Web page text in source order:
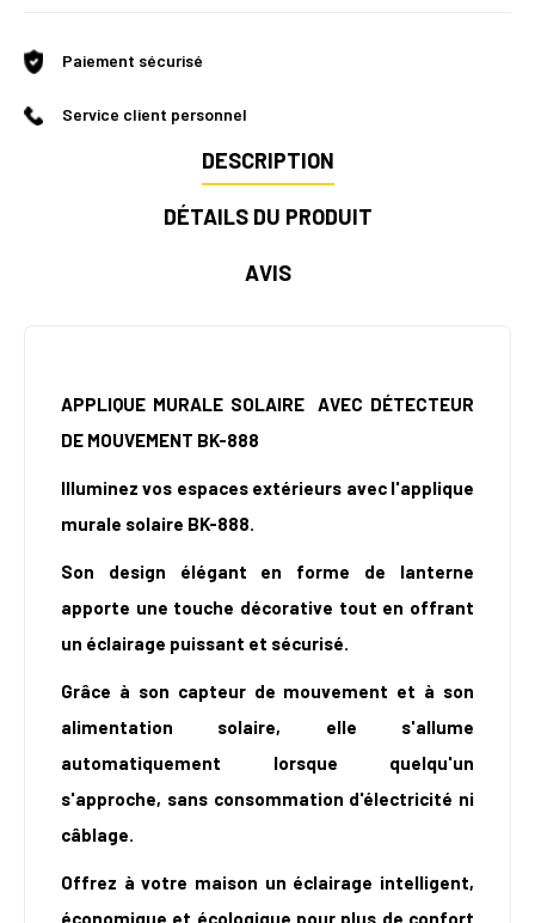
Paiement sécurisé
Service client personnel
DESCRIPTION
DÉTAILS DU PRODUIT
AVIS
APPLIQUE MURALE SOLAIRE AVEC DÉTECTEUR
DE MOUVEMENT BK-888
Illuminez vos espaces extérieurs avec l'applique
murale solaire BK-888.
Son design élégant en forme de lanterne
apporte une touche décorative tout en offrant
un éclairage puissant et sécurisé.
Grâce à son capteur de mouvement et à son
alimentation solaire, elle s'allume
automatiquement lorsque quelqu'un
s'approche, sans consommation d'électricité ni
câblage.
Offrez à votre maison un éclairage intelligent,